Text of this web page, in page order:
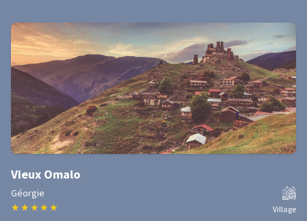
Vieux Omalo
Géorgie
★ ★ ★ ★ ★ Village